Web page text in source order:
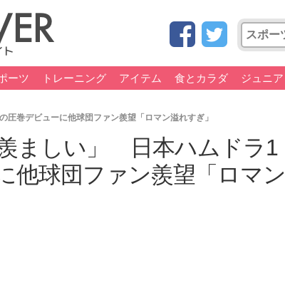
ーツ トレーニング アイテム 食とカラダ ジュニア
巻デビューに他球団ファン羨望「ロマン溢れすぎ」
ましい」 日本ハムドラ1
他球団ファン羨望「ロマン